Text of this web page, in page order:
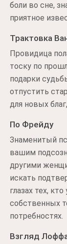
боли во сне,
приятное
Трактовка
Провидица
тоску по
подарки
отпустить
для новых
По Фрейду
Знаменитый
вашим
другими
искать
глазах тех,
собственных
потребностях.
Взгляд